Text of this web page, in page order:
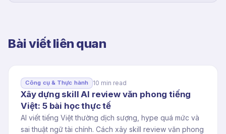
Bài viết liên quan
Công cụ & Thực hành 10 min read
Xây dựng skill AI review văn phong tiếng
Việt: 5 bài học thực tế
AI viết tiếng Việt thường dịch sượng, hype quá mức và
sai thuật ngữ tài chính. Cách xây skill review văn phong